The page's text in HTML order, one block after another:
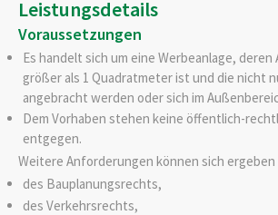
Leistungsdetails
Voraussetzungen
Es handelt sich um eine Werbeanlage,
größer als 1 Quadratmeter ist und die nicht
angebracht werden oder sich im
Dem Vorhaben stehen keine öffentlich-
entgegen.
Weitere Anforderungen können sich ergeben
des Bauplanungsrechts,
des Verkehrsrechts,